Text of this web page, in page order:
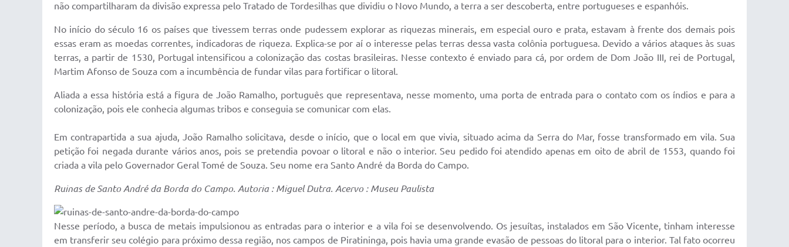
não compartilharam da divisão expressa pelo Tratado de Tordesilhas que dividiu o Novo Mundo, a terra a ser descoberta, entre portugueses e espanhóis.
No início do século 16 os países que tivessem terras onde pudessem explorar as riquezas minerais, em especial ouro e prata, estavam à frente dos demais pois
essas eram as moedas correntes, indicadoras de riqueza. Explica-se por aí o interesse pelas terras dessa vasta colônia portuguesa. Devido a vários ataques às suas
terras, a partir de 1530, Portugal intensificou a colonização das costas brasileiras. Nesse contexto é enviado para cá, por ordem de Dom João III, rei de Portugal,
Martim Afonso de Souza com a incumbência de fundar vilas para fortificar o litoral.
Aliada a essa história está a figura de João Ramalho, português que representava, nesse momento, uma porta de entrada para o contato com os índios e para a
colonização, pois ele conhecia algumas tribos e conseguia se comunicar com elas.
Em contrapartida a sua ajuda, João Ramalho solicitava, desde o início, que o local em que vivia, situado acima da Serra do Mar, fosse transformado em vila. Sua
petição foi negada durante vários anos, pois se pretendia povoar o litoral e não o interior. Seu pedido foi atendido apenas em oito de abril de 1553, quando foi
criada a vila pelo Governador Geral Tomé de Souza. Seu nome era Santo André da Borda do Campo.
Ruinas de Santo André da Borda do Campo. Autoria : Miguel Dutra. Acervo : Museu Paulista
Nesse período, a busca de metais impulsionou as entradas para o interior e a vila foi se desenvolvendo. Os jesuítas, instalados em São Vicente, tinham interesse
em transferir seu colégio para próximo dessa região, nos campos de Piratininga, pois havia uma grande evasão de pessoas do litoral para o interior. Tal fato ocorreu